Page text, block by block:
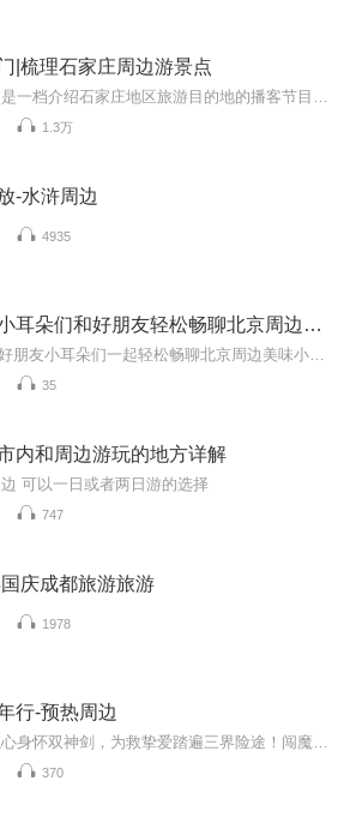
|梳理石家庄周边游景点
1.3万
-水浒周边
4935
周末和小耳朵们和好朋友轻松畅聊北京周边各种小吃哦
35
内和周边游玩的地方详解
边 可以一日或者两日游的选择
747
庆成都旅游旅游
1978
行-预热周边
370